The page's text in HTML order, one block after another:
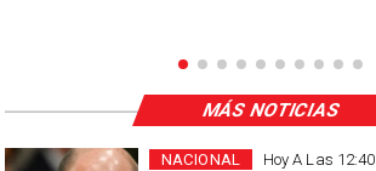
Hoy A Las 12:40
NACIONAL
MÁS NOTICIAS